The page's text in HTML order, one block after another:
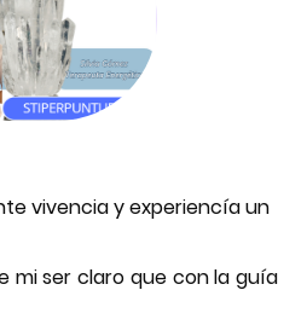
vivencia y experiencía un
mi ser claro que con la guía